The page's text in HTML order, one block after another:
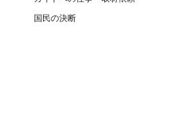
国民の決断